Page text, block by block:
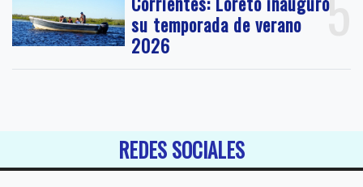
su temporada de verano
2026
REDES SOCIALES